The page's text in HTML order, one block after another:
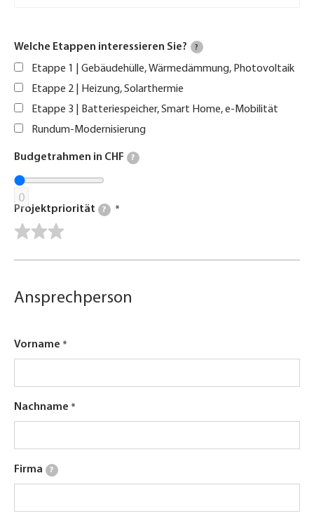
Welche Etappen interessieren Sie? ?
Etappe 1 | Gebäudehülle, Wärmedämmung, Photovoltaik
Etappe 2 | Heizung, Solarthermie
Etappe 3 | Batteriespeicher, Smart Home, e-Mobilität
Rundum-Modernisierung
Budgetrahmen in CHF ?
0
Projektpriorität ?
Ansprechperson
Vorname
Nachname
Firma ?